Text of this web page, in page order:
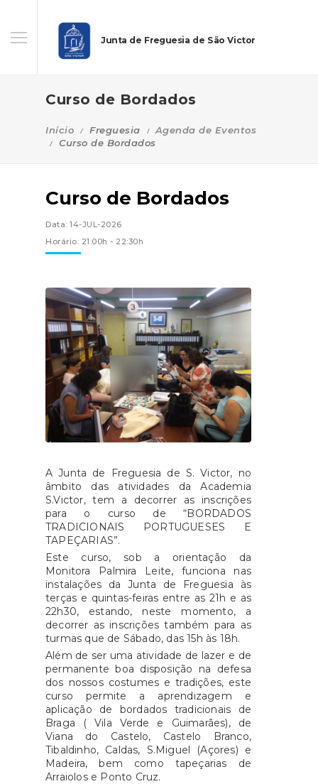
Junta de Freguesia de São Victor
Curso de Bordados
Início Freguesia
Agenda de Eventos
Curso de Bordados
Curso de Bordados
Data: 14-JUL-2026
Horário: 21:00h - 22:30h
A Junta de Freguesia de S. Victor, no
âmbito das atividades da Academia
S.Victor, tem a decorrer as inscrições
para o curso de “BORDADOS
TRADICIONAIS PORTUGUESES E
TAPEÇARIAS”.
Este curso, sob a orientação da
Monitora Palmira Leite, funciona nas
instalações da Junta de Freguesia às
terças e quintas-feiras entre as 21h e as
22h30, estando, neste momento, a
decorrer as inscrições também para as
turmas que de Sábado, das 15h às 18h.
Além de ser uma atividade de lazer e de
permanente boa disposição na defesa
dos nossos costumes e tradições, este
curso permite a aprendizagem e
aplicação de bordados tradicionais de
Braga ( Vila Verde e Guimarães), de
Viana do Castelo, Castelo Branco,
Tibaldinho, Caldas, S.Miguel (Açores) e
Madeira, bem como tapeçarias de
Arraiolos e Ponto Cruz.